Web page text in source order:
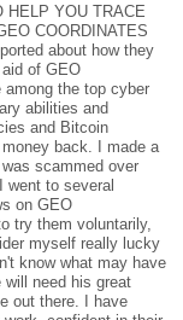
HELP YOU TRACE
COORDINATES
about how they
of GEO
among the top cyber
abilities and
and Bitcoin
back. I made a
scammed over
went to several
on GEO
try them voluntarily,
myself really lucky
know what may have
will need his great
out there. I have